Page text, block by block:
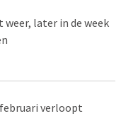
weer, later in de week
verloopt